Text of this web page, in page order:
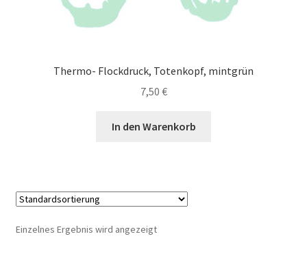
Thermo- Flockdruck, Totenkopf, mintgrün
7,50 €
In den Warenkorb
Einzelnes Ergebnis wird angezeigt